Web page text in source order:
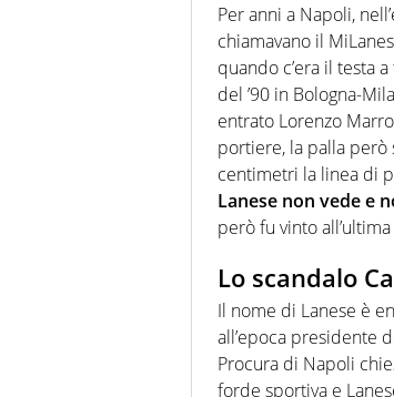
Per anni a Napoli,
chiamavano il
quando c’era il testa
del ’90 in Bologna-
entrato Lorenzo
portiere, la palla però
centimetri la linea di
Lanese non vede e
però fu vinto
Lo scandalo
Il nome di Lanese è
all’epoca presidente
Procura di Napoli
forde sportiva e